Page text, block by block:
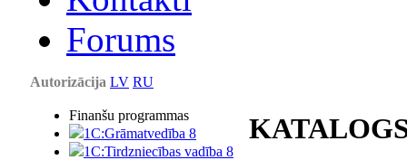
Forums
Autorizācija LV RU
Finanšu programmas
1C:Grāmatvedība 8
1C:Tirdzniecības vadība 8